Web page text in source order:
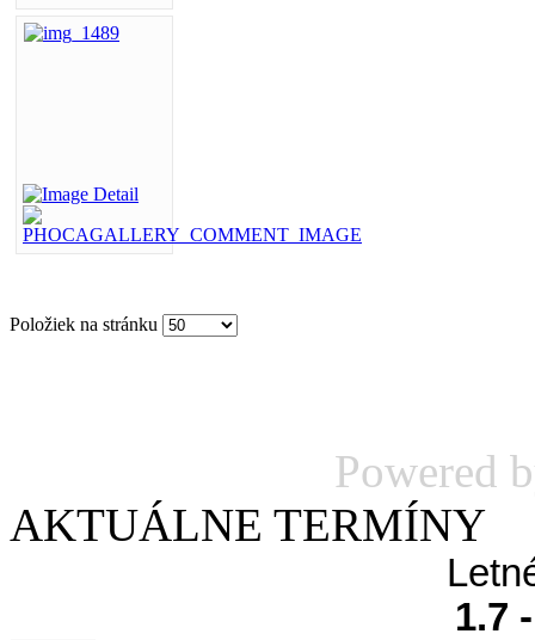
Položiek na stránku
Powered
AKTUÁLNE TERMÍNY
1.7